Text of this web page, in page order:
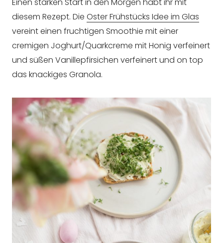
diesem Rezept. Die Oster Frühstücks Idee im Glas
vereint einen fruchtigen Smoothie mit einer
cremigen Joghurt/Quarkcreme mit Honig verfeinert
und süßen Vanillepfirsichen verfeinert und on top
das knackiges Granola.